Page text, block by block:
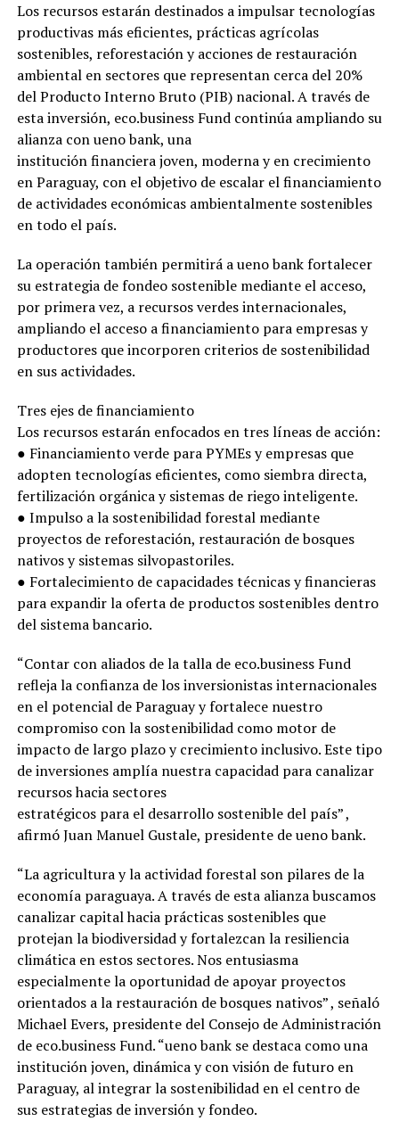
Los recursos estarán destinados a impulsar tecnologías
productivas más eficientes, prácticas agrícolas
sostenibles, reforestación y acciones de restauración
ambiental en sectores que representan cerca del 20%
del Producto Interno Bruto (PIB) nacional. A través de
esta inversión, eco.business Fund continúa ampliando su
alianza con ueno bank, una
institución financiera joven, moderna y en crecimiento
en Paraguay, con el objetivo de escalar el financiamiento
de actividades económicas ambientalmente sostenibles
en todo el país.
La operación también permitirá a ueno bank fortalecer
su estrategia de fondeo sostenible mediante el acceso,
por primera vez, a recursos verdes internacionales,
ampliando el acceso a financiamiento para empresas y
productores que incorporen criterios de sostenibilidad
en sus actividades.
Tres ejes de financiamiento
Los recursos estarán enfocados en tres líneas de acción:
● Financiamiento verde para PYMEs y empresas que
adopten tecnologías eficientes, como siembra directa,
fertilización orgánica y sistemas de riego inteligente.
● Impulso a la sostenibilidad forestal mediante
proyectos de reforestación, restauración de bosques
nativos y sistemas silvopastoriles.
● Fortalecimiento de capacidades técnicas y financieras
para expandir la oferta de productos sostenibles dentro
del sistema bancario.
“Contar con aliados de la talla de eco.business Fund
refleja la confianza de los inversionistas internacionales
en el potencial de Paraguay y fortalece nuestro
compromiso con la sostenibilidad como motor de
impacto de largo plazo y crecimiento inclusivo. Este tipo
de inversiones amplía nuestra capacidad para canalizar
recursos hacia sectores
estratégicos para el desarrollo sostenible del país” ,
afirmó Juan Manuel Gustale, presidente de ueno bank.
“La agricultura y la actividad forestal son pilares de la
economía paraguaya. A través de esta alianza buscamos
canalizar capital hacia prácticas sostenibles que
protejan la biodiversidad y fortalezcan la resiliencia
climática en estos sectores. Nos entusiasma
especialmente la oportunidad de apoyar proyectos
orientados a la restauración de bosques nativos” , señaló
Michael Evers, presidente del Consejo de Administración
de eco.business Fund. “ueno bank se destaca como una
institución joven, dinámica y con visión de futuro en
Paraguay, al integrar la sostenibilidad en el centro de
sus estrategias de inversión y fondeo.